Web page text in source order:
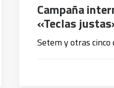
Campaña
«Teclas
Setem y otras